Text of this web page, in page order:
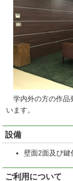
学内外の方の作品
います。
設備
壁面2面及び鍵
ご利用について